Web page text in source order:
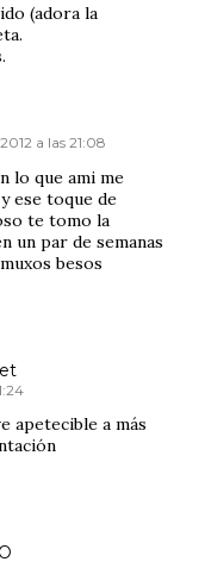
(adora la
a las 21:08
lo que ami me
ese toque de
te tomo la
un par de semanas
besos
apetecible a más